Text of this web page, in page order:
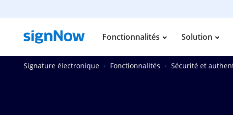
Fonctionnalités Solution
Signature électronique Fonctionnalités Sécurité et